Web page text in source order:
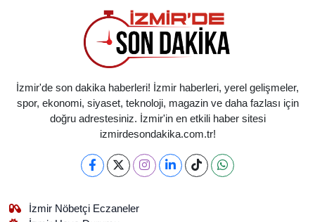
İzmir'de son dakika haberleri! İzmir haberleri, yerel gelişmeler,
spor, ekonomi, siyaset, teknoloji, magazin ve daha fazlası için
doğru adrestesiniz. İzmir'in en etkili haber sitesi
izmirdesondakika.com.tr!
İzmir Nöbetçi Eczaneler